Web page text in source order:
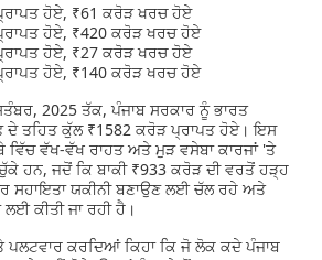
ਹੋਏ, ₹61 ਕਰੋੜ ਖਰਚ ਹੋਏ
ਹੋਏ, ₹420 ਕਰੋੜ ਖਰਚ ਹੋਏ
ਹੋਏ, ₹27 ਕਰੋੜ ਖਰਚ ਹੋਏ
ਹੋਏ, ₹140 ਕਰੋੜ ਖਰਚ ਹੋਏ
2025 ਤੱਕ, ਪੰਜਾਬ ਸਰਕਾਰ ਨੂੰ ਭਾਰਤ
ਤਹਿਤ ਕੁੱਲ ₹1582 ਕਰੋੜ ਪ੍ਰਾਪਤ ਹੋਏ। ਇਸ
ਵਿੱਚ ਵੱਖ-ਵੱਖ ਰਾਹਤ ਅਤੇ ਮੁੜ ਵਸੇਬਾ ਕਾਰਜਾਂ 'ਤੇ
ਹਨ, ਜਦੋਂ ਕਿ ਬਾਕੀ ₹933 ਕਰੋੜ ਦੀ ਵਰਤੋਂ ਹੜ੍ਹ
ਸਹਾਇਤਾ ਯਕੀਨੀ ਬਣਾਉਣ ਲਈ ਚੱਲ ਰਹੇ ਅਤੇ
ਕੀਤੀ ਜਾ ਰਹੀ ਹੈ।
ਪਲਟਵਾਰ ਕਰਦਿਆਂ ਕਿਹਾ ਕਿ ਜੋ ਲੋਕ ਕਦੇ ਪੰਜਾਬ